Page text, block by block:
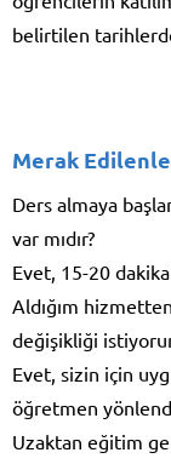
belirtilen
Merak
Ders almaya
var mıdır?
Evet, 15-20
Aldığım
değişikliği
Evet, sizin için
öğretmen
Uzaktan eğitim